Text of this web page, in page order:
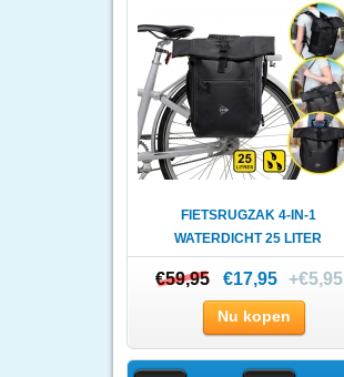
FIETSRUGZAK 4-IN-1
WATERDICHT 25 LITER
€59,95
€59,95 €17,95 +€5,95
Nu kopen